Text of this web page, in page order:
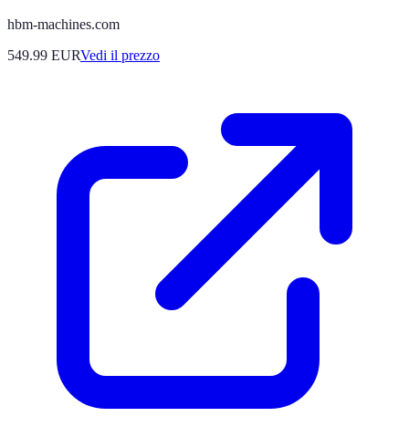
hbm-machines.com
549.99 EURVedi il prezzo